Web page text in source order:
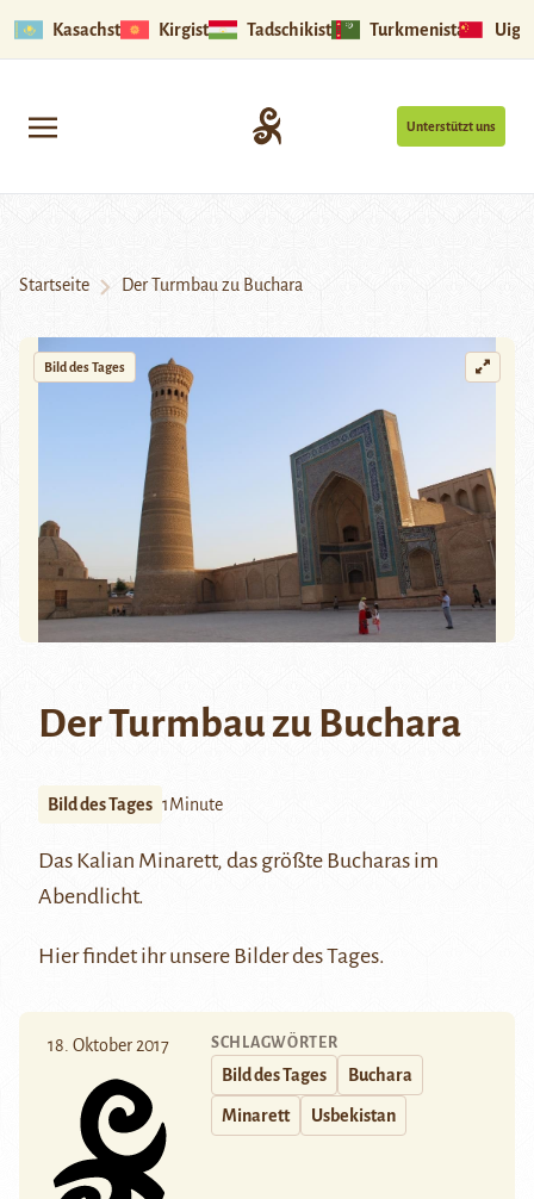
Kasachstan Kirgistan Tadschikistan Turkmenistan
Unterstützt uns
Startseite Der Turmbau zu Buchara
Bild des Tages
Der Turmbau zu Buchara
Bild des Tages 1Minute
Das Kalian Minarett, das größte Bucharas im
Abendlicht.
Hierfindet ihr unsere Bilder des Tages.
18. Oktober 2017 SCHLAGWÖRTER
Bild des Tages Buchara
Minarett Usbekistan